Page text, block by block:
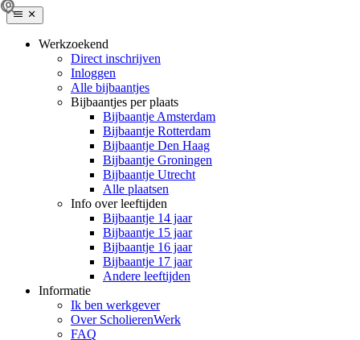
Werkzoekend
Direct inschrijven
Inloggen
Alle bijbaantjes
Bijbaantjes per plaats
Bijbaantje Amsterdam
Bijbaantje Rotterdam
Bijbaantje Den Haag
Bijbaantje Groningen
Bijbaantje Utrecht
Alle plaatsen
Info over leeftijden
Bijbaantje 14 jaar
Bijbaantje 15 jaar
Bijbaantje 16 jaar
Bijbaantje 17 jaar
Andere leeftijden
Informatie
Ik ben werkgever
Over ScholierenWerk
FAQ